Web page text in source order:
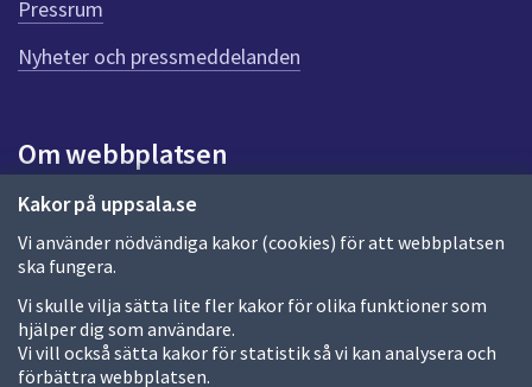
Kakor på uppsala.se
Vi använder nödvändiga kakor (cookies) för att webbplatsen
ska fungera.
Vi skulle vilja sätta lite fler kakor för olika funktioner som
hjälper dig som användare.
Vi vill också sätta kakor för statistik så vi kan analysera och
förbättra webbplatsen.
e
n
n
i
d
a
Pressrum
Nyheter och pressmeddelanden
Om webbplatsen
Om webbplatsen
Allmänna handlingar och diarium
Behandling av personuppgifter
Kakor